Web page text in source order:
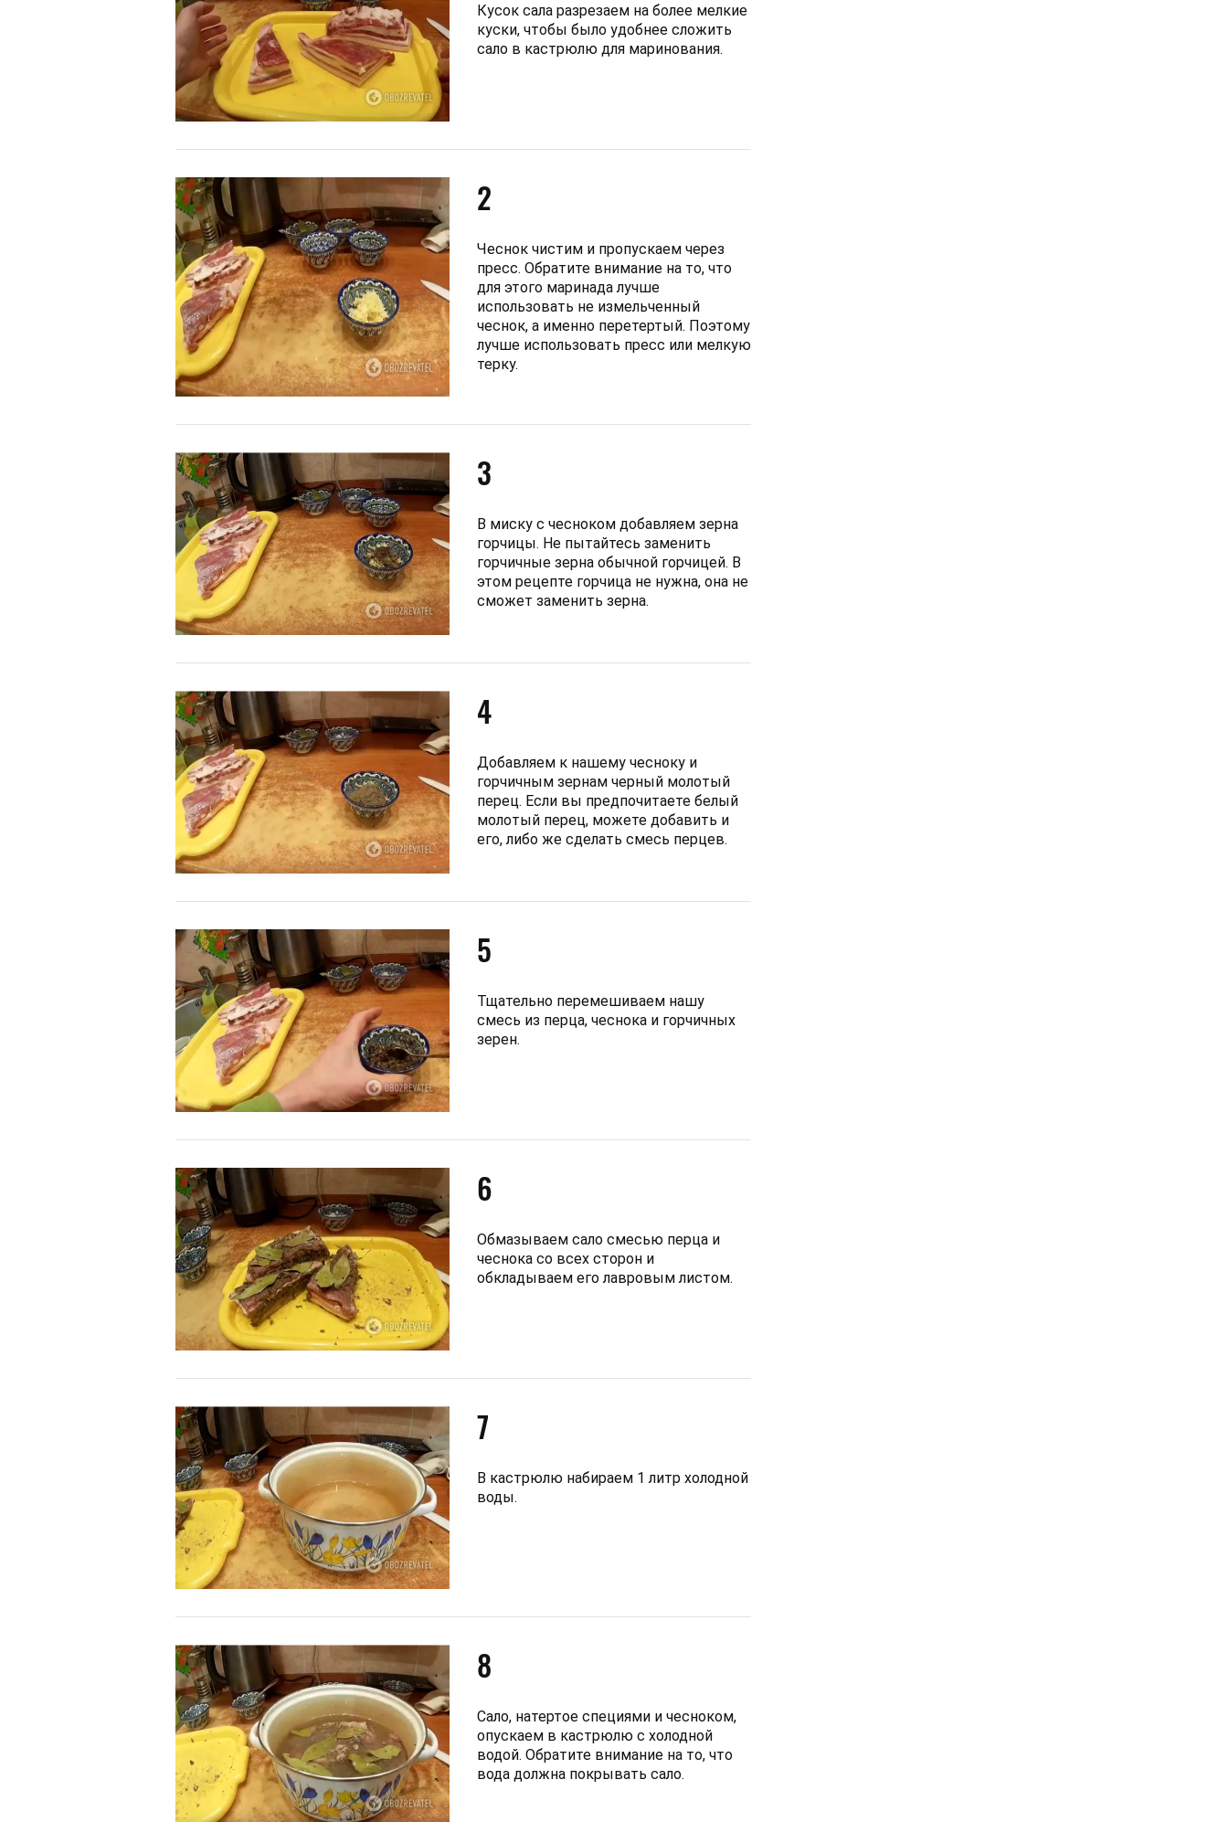
Кусок сала разрезаем на более мелкие
куски, чтобы было удобнее сложить
сало в кастрюлю для маринования.
2
Чеснок чистим и пропускаем через
пресс. Обратите внимание на то, что
для этого маринада лучше
использовать не измельченный
чеснок, а именно перетертый. Поэтому
лучше использовать пресс или мелкую
терку.
3
В миску с чесноком добавляем зерна
горчицы. Не пытайтесь заменить
горчичные зерна обычной горчицей. В
этом рецепте горчица не нужна, она не
сможет заменить зерна.
4
Добавляем к нашему чесноку и
горчичным зернам черный молотый
перец. Если вы предпочитаете белый
молотый перец, можете добавить и
его, либо же сделать смесь перцев.
5
Тщательно перемешиваем нашу
смесь из перца, чеснока и горчичных
зерен.
6
Обмазываем сало смесью перца и
чеснока со всех сторон и
обкладываем его лавровым листом.
7
В кастрюлю набираем 1 литр холодной
воды.
8
Сало, натертое специями и чесноком,
опускаем в кастрюлю с холодной
водой. Обратите внимание на то, что
вода должна покрывать сало.